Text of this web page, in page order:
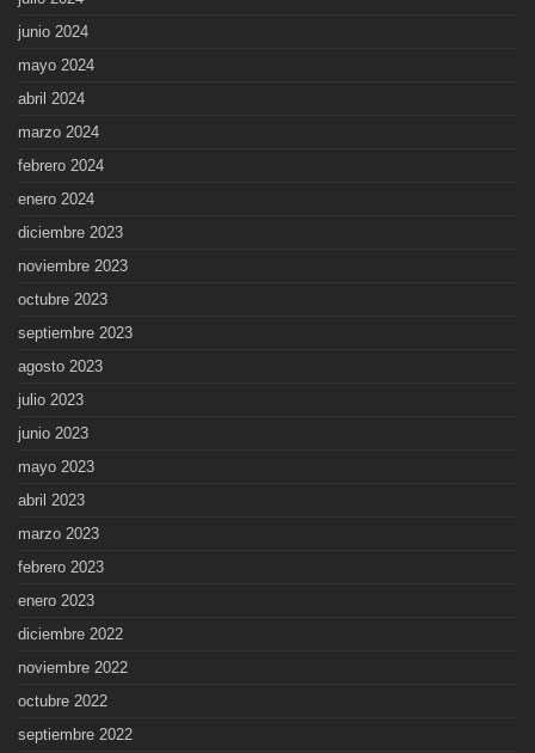
junio 2024
mayo 2024
abril 2024
marzo 2024
febrero 2024
enero 2024
diciembre 2023
noviembre 2023
octubre 2023
septiembre 2023
agosto 2023
julio 2023
junio 2023
mayo 2023
abril 2023
marzo 2023
febrero 2023
enero 2023
diciembre 2022
noviembre 2022
octubre 2022
septiembre 2022